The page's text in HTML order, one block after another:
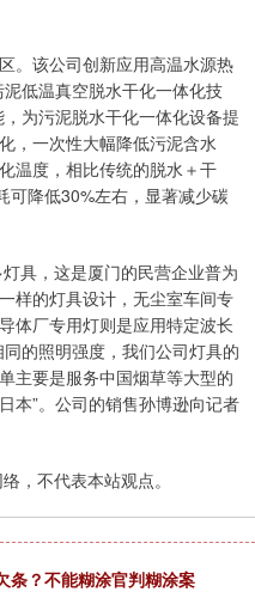
该公司创新应用高温水源热
低温真空脱水干化一体化技
为污泥脱水干化一体化设备提
，一次性大幅降低污泥含水
温度，相比传统的脱水＋干
可降低30%左右，显著减少碳
具，这是厦门的民营企业普为
样的灯具设计，无尘室车间专
体厂专用灯则是应用特定波长
的照明强度，我们公司灯具的
主要是服务中国烟草等大型的
本”。公司的销售孙博逊向记者
，不代表本站观点。
条？不能糊涂官判糊涂案